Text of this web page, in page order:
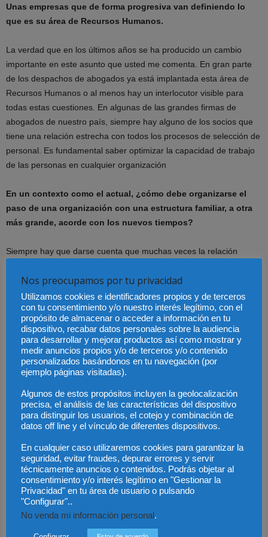
Unas empresas que de forma progresiva van definiendo lo
que es su área de Recursos Humanos.
La verdad que en los últimos años se ha producido un cambio
importante en este asunto que usted me comenta. En gran parte
de los despachos de abogados ya está implantada esta área de
Recursos Humanos o al menos hay un interlocutor visible para
todas estas cuestiones. En algunas de las grandes firmas de
abogados de nuestro país, siempre hay alguno de los socios que
tiene una relación estrecha con todos los procesos de selección de
personal. Es fundamental saber optimizar la capacidad de trabajo
de las personas en cualquier organización
En un contexto como el actual, ¿cómo debe organizarse el
paso de una organización con una estructura familiar, a otra
más grande, acorde con los nuevos tiempos?
Siempre hay que darse cuenta que muchas veces la relación
punto de vista hay que intentar organizar una transición ordenada
entre el titular nominal del despacho y sus sucesores que deberían
salvaguardar los valores que hicieron desarrollar esa firma. En
determinadas ocasiones, los sucesores requieren la colaboración
de un profesional externo, al que contratan como gerente para
liderar el cambio. Los despachos deben seguir creciendo,
adaptarse a la nueva situación y seguir avanzando de ahí que la
¿Hay alguna clave para que un despacho de abogados como
empresa sea rentable?
Es complicado contestar a esta pregunta y generalizar. Hay
diferentes modelos de gestión de bufetes que pueden ser viables y
coexistir. El modelo de los grandes despachos es multidisciplinar
ofrece varias ventajas competitivas respecto a otros. Estas firmas
pueden abordar todos aquellos temas legales que preocupen a sus
Nos preocupamos por tu privacidad
Utilizamos cookies e identificadores propios y de terceros
con tu consentimiento y/o nuestro interés legítimo, con el
propósito de almacenar o acceder a información en tu
dispositivo, recabar datos personales sobre la audiencia
para desarrollar y mejorar productos así como mostrar y
medir anuncios propios y/o de terceros y/o contenido
personalizados basándonos en tu navegación (por
ejemplo páginas visitadas).
Algunos de estos propósitos incluyen la geolocalización
precisa, el análisis de las características del dispositivo
para distinguir los usuarios, el cotejo y combinación de
datos off line y el vínculo de diferentes dispositivos.
En cualquier caso utilizaremos cookies para garantizar la
seguridad, evitar fraudes, depurar errores y servir
técnicamente anuncios o contenidos. Podrás objetar al
consentimiento y/o interés legítimo en "Gestionar la
Privacidad" en tu área de usuario o pulsando
"Configurar"..
No venda mi información personal .